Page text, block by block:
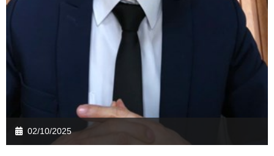
02/10/2025